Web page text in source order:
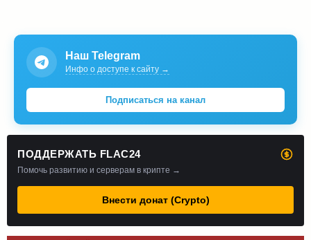
Наш Telegram
Инфо о доступе к сайту →
Подписаться на канал
ПОДДЕРЖАТЬ FLAC24
Помочь развитию и серверам в крипте →
Внести донат (Crypto)